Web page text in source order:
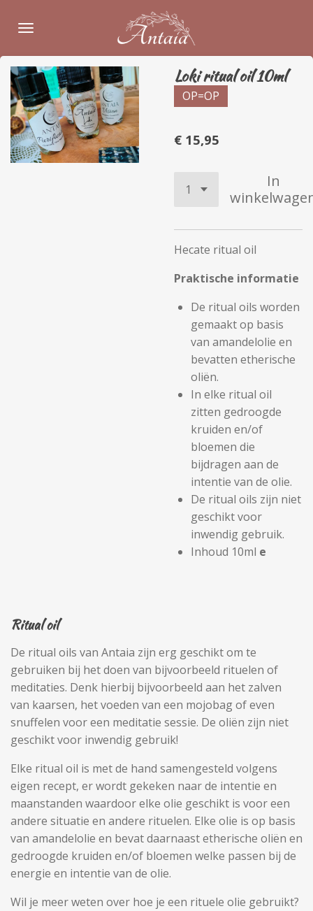
direct
de
hoofdinhoud
Loki ritual oil 10ml
OP=OP
€ 15,95
In
Hecate ritual oil
Praktische informatie
De ritual oils worden
gemaakt op basis
van amandelolie en
bevatten etherische
oliën.
In elke ritual oil
zitten gedroogde
kruiden en/of
bloemen die
bijdragen aan de
intentie van de olie.
De ritual oils zijn niet
geschikt voor
inwendig gebruik.
Inhoud 10ml e
Ritual oil
De ritual oils van Antaia zijn erg geschikt om te
gebruiken bij het doen van bijvoorbeeld rituelen of
meditaties. Denk hierbij bijvoorbeeld aan het zalven
van kaarsen, het voeden van een mojobag of even
snuffelen voor een meditatie sessie. De oliën zijn niet
geschikt voor inwendig gebruik!
Elke ritual oil is met de hand samengesteld volgens
eigen recept, er wordt gekeken naar de intentie en
maanstanden waardoor elke olie geschikt is voor een
andere situatie en andere rituelen. Elke olie is op basis
van amandelolie en bevat daarnaast etherische oliën en
gedroogde kruiden en/of bloemen welke passen bij de
energie en intentie van de olie.
Wil je meer weten over hoe je een rituele olie gebruikt?